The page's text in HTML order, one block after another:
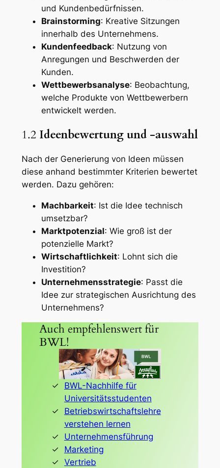
und Kundenbedürfnissen.
Brainstorming: Kreative Sitzungen
innerhalb des Unternehmens.
Kundenfeedback: Nutzung von
Anregungen und Beschwerden der
Kunden.
Wettbewerbsanalyse: Beobachtung,
welche Produkte von Wettbewerbern
entwickelt werden.
1.2 Ideenbewertung und -auswahl
Nach der Generierung von Ideen müssen
diese anhand bestimmter Kriterien bewertet
werden. Dazu gehören:
Machbarkeit: Ist die Idee technisch
umsetzbar?
Marktpotenzial: Wie groß ist der
potenzielle Markt?
Wirtschaftlichkeit: Lohnt sich die
Investition?
Unternehmensstrategie: Passt die
Idee zur strategischen Ausrichtung des
Unternehmens?
Auch empfehlenswert für
BWL!
BWL-Nachhilfe für
Universitätsstudenten
Betriebswirtschaftslehre
verstehen lernen
Unternehmensführung
Marketing
Vertrieb